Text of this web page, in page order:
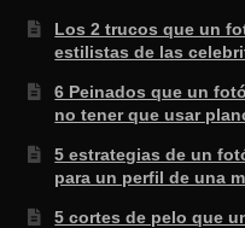
Los 2 trucos que un
estilistas de las
6 Peinados que un
no tener que usar
5 estrategias de un
para un perfil de una
5 cortes de pelo que